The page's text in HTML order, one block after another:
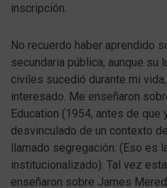
inscripción.
No recuerdo haber aprendido
secundaria pública, aunque su
civiles sucedió durante mi
interesado. Me enseñaron
Education (1954, antes de que
desvinculado de un contexto
llamado segregación. (Eso es
institucionalizado). Tal vez
enseñaron sobre James